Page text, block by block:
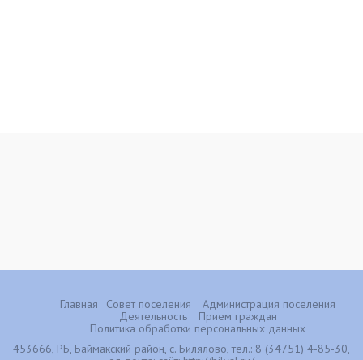
Главная Совет поселения
Администрация поселения
Деятельность
Прием граждан
Политика обработки персональных данных
453666, РБ, Баймакский район, с. Билялово, тел.: 8 (34751) 4-85-30,